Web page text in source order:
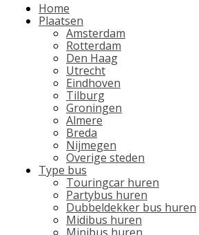
Home
Plaatsen
Amsterdam
Rotterdam
Den Haag
Utrecht
Eindhoven
Tilburg
Groningen
Almere
Breda
Nijmegen
Overige steden
Type bus
Touringcar huren
Partybus huren
Dubbeldekker bus huren
Midibus huren